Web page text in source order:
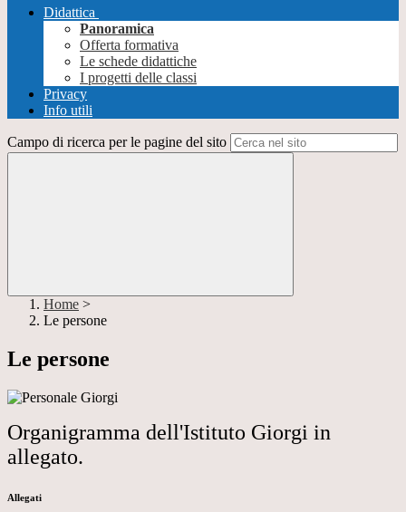
Didattica
Panoramica
Offerta formativa
Le schede didattiche
I progetti delle classi
Privacy
Info utili
Campo di ricerca per le pagine del sito
Home >
Le persone
Le persone
Organigramma dell'Istituto Giorgi in
allegato.
Allegati